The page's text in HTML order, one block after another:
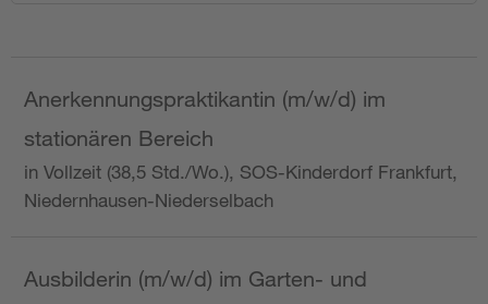
Anerkennungspraktikantin (m/w/d) im
stationären Bereich
in Vollzeit (38,5 Std./Wo.), SOS-Kinderdorf Frankfurt,
Niedernhausen-Niederselbach
Ausbilderin (m/w/d) im Garten- und